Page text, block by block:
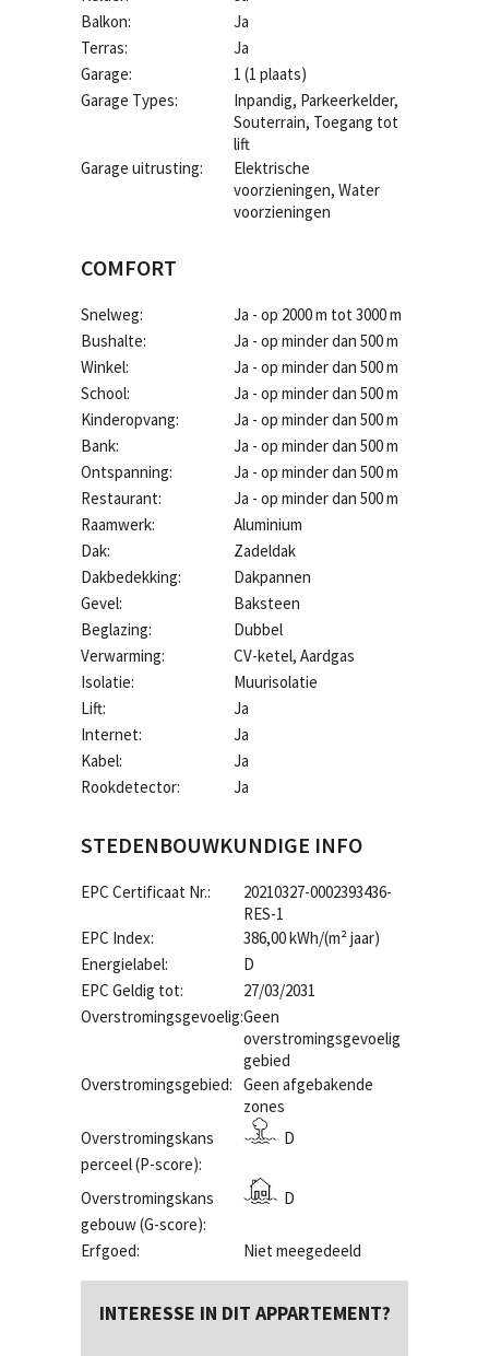
Balkon:
Ja
Terras:
Ja
Garage:
1 (1 plaats)
Garage Types:
Inpandig, Parkeerkelder,
Souterrain, Toegang tot
lift
Garage uitrusting:
Elektrische
voorzieningen, Water
voorzieningen
COMFORT
Snelweg:
Ja - op 2000 m tot 3000 m
Bushalte:
Ja - op minder dan 500 m
Winkel:
Ja - op minder dan 500 m
School:
Ja - op minder dan 500 m
Kinderopvang:
Ja - op minder dan 500 m
Bank:
Ja - op minder dan 500 m
Ontspanning:
Ja - op minder dan 500 m
Restaurant:
Ja - op minder dan 500 m
Raamwerk:
Aluminium
Dak:
Zadeldak
Dakbedekking:
Dakpannen
Gevel:
Baksteen
Beglazing:
Dubbel
Verwarming:
CV-ketel, Aardgas
Isolatie:
Muurisolatie
Lift:
Ja
Internet:
Ja
Kabel:
Ja
Rookdetector:
Ja
STEDENBOUWKUNDIGE INFO
EPC Certificaat Nr.:
20210327-0002393436-
RES-1
EPC Index:
386,00 kWh/(m² jaar)
Energielabel:
D
EPC Geldig tot:
27/03/2031
Overstromingsgevoelig:Geen
overstromingsgevoelig
gebied
Overstromingsgebied: Geen afgebakende
zones
Overstromingskans
perceel (P-score):
D
Overstromingskans
gebouw (G-score):
D
Erfgoed: Niet meegedeeld
INTERESSE IN DIT APPARTEMENT?